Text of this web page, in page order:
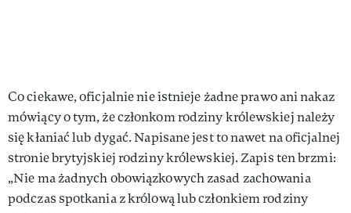
Co ciekawe, oficjalnie nie istnieje żadne prawo ani nakaz
mówiący o tym, że członkom rodziny królewskiej należy
się kłaniać lub dygać. Napisane jest to nawet na oficjalnej
stronie brytyjskiej rodziny królewskiej. Zapis ten brzmi:
„Nie ma żadnych obowiązkowych zasad zachowania
podczas spotkania z królową lub członkiem rodziny